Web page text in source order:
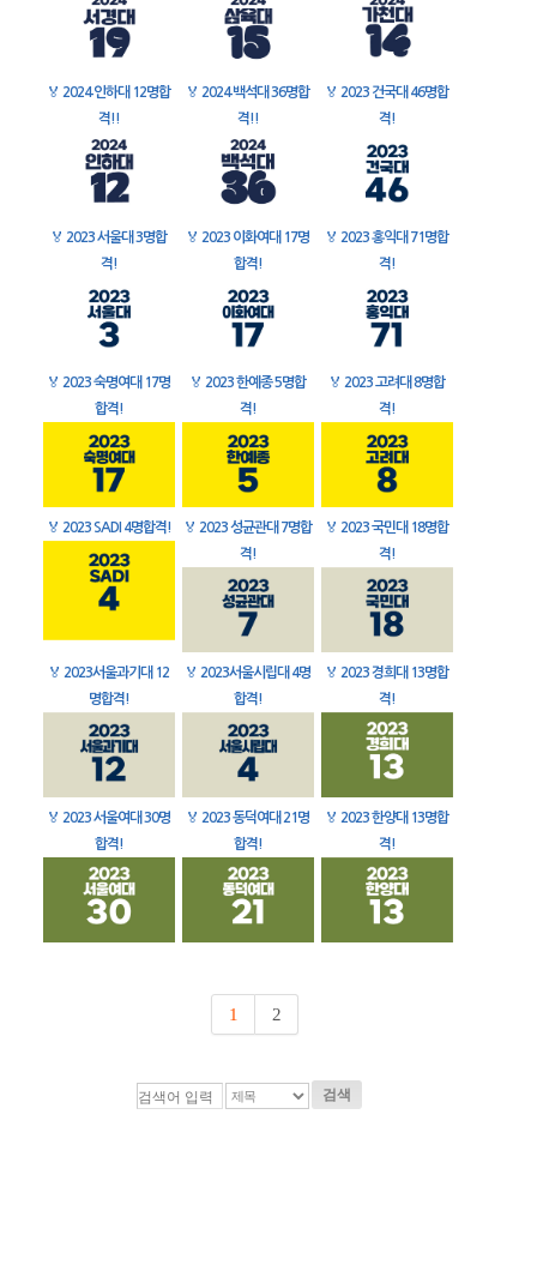
🏅 2024 인하대 12명합
격!!
🏅 2024 백석대 36명합
격!!
🏅 2023 건국대 46명합
격!
🏅 2023 서울대 3명합
격!
🏅 2023 이화여대 17명
합격!
🏅 2023 홍익대 71명합
격!
🏅 2023 숙명여대 17명
합격!
🏅 2023 한예종 5명합
격!
🏅 2023 고려대 8명합
격!
🏅 2023 SADI 4명합격! 🏅 2023 성균관대 7명합
격!
🏅 2023 국민대 18명합
격!
🏅 2023서울과기대 12
명합격!
🏅 2023서울시립대 4명
합격!
🏅 2023 경희대 13명합
격!
🏅 2023 서울여대 30명
합격!
🏅 2023 동덕여대 21명
합격!
🏅 2023 한양대 13명합
격!
1 2
검색